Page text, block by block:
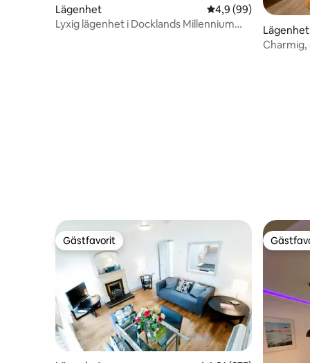
Lägenhet 4,9 av 5 i
4,9 (99)
Lyxig lägenhet i Docklands Millennium
Lägenhet
Gästfavorit
Gästfavorit